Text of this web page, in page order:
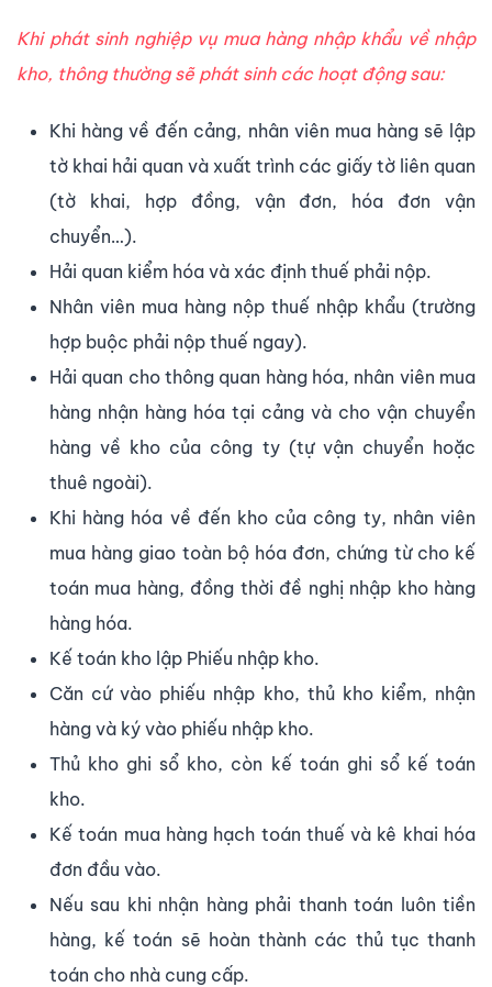
Khi phát sinh nghiệp vụ mua hàng nhập khẩu về nhập
kho, thông thường sẽ phát sinh các hoạt động sau:
Khi hàng về đến cảng, nhân viên mua hàng sẽ lập
tờ khai hải quan và xuất trình các giấy tờ liên quan
(tờ khai, hợp đồng, vận đơn, hóa đơn vận
chuyển…).
Hải quan kiểm hóa và xác định thuế phải nộp.
Nhân viên mua hàng nộp thuế nhập khẩu (trường
hợp buộc phải nộp thuế ngay).
Hải quan cho thông quan hàng hóa, nhân viên mua
hàng nhận hàng hóa tại cảng và cho vận chuyển
hàng về kho của công ty (tự vận chuyển hoặc
thuê ngoài).
Khi hàng hóa về đến kho của công ty, nhân viên
mua hàng giao toàn bộ hóa đơn, chứng từ cho kế
toán mua hàng, đồng thời đề nghị nhập kho hàng
hàng hóa.
Kế toán kho lập Phiếu nhập kho.
Căn cứ vào phiếu nhập kho, thủ kho kiểm, nhận
hàng và ký vào phiếu nhập kho.
Thủ kho ghi sổ kho, còn kế toán ghi sổ kế toán
kho.
Kế toán mua hàng hạch toán thuế và kê khai hóa
đơn đầu vào.
Nếu sau khi nhận hàng phải thanh toán luôn tiền
hàng, kế toán sẽ hoàn thành các thủ tục thanh
toán cho nhà cung cấp.